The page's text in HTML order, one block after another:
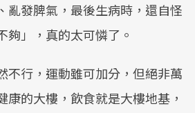
亂發脾氣，最後生病時，還自怪
夠」，真的太可憐了。
不行，運動雖可加分，但絕非萬
康的大樓，飲食就是大樓地基，